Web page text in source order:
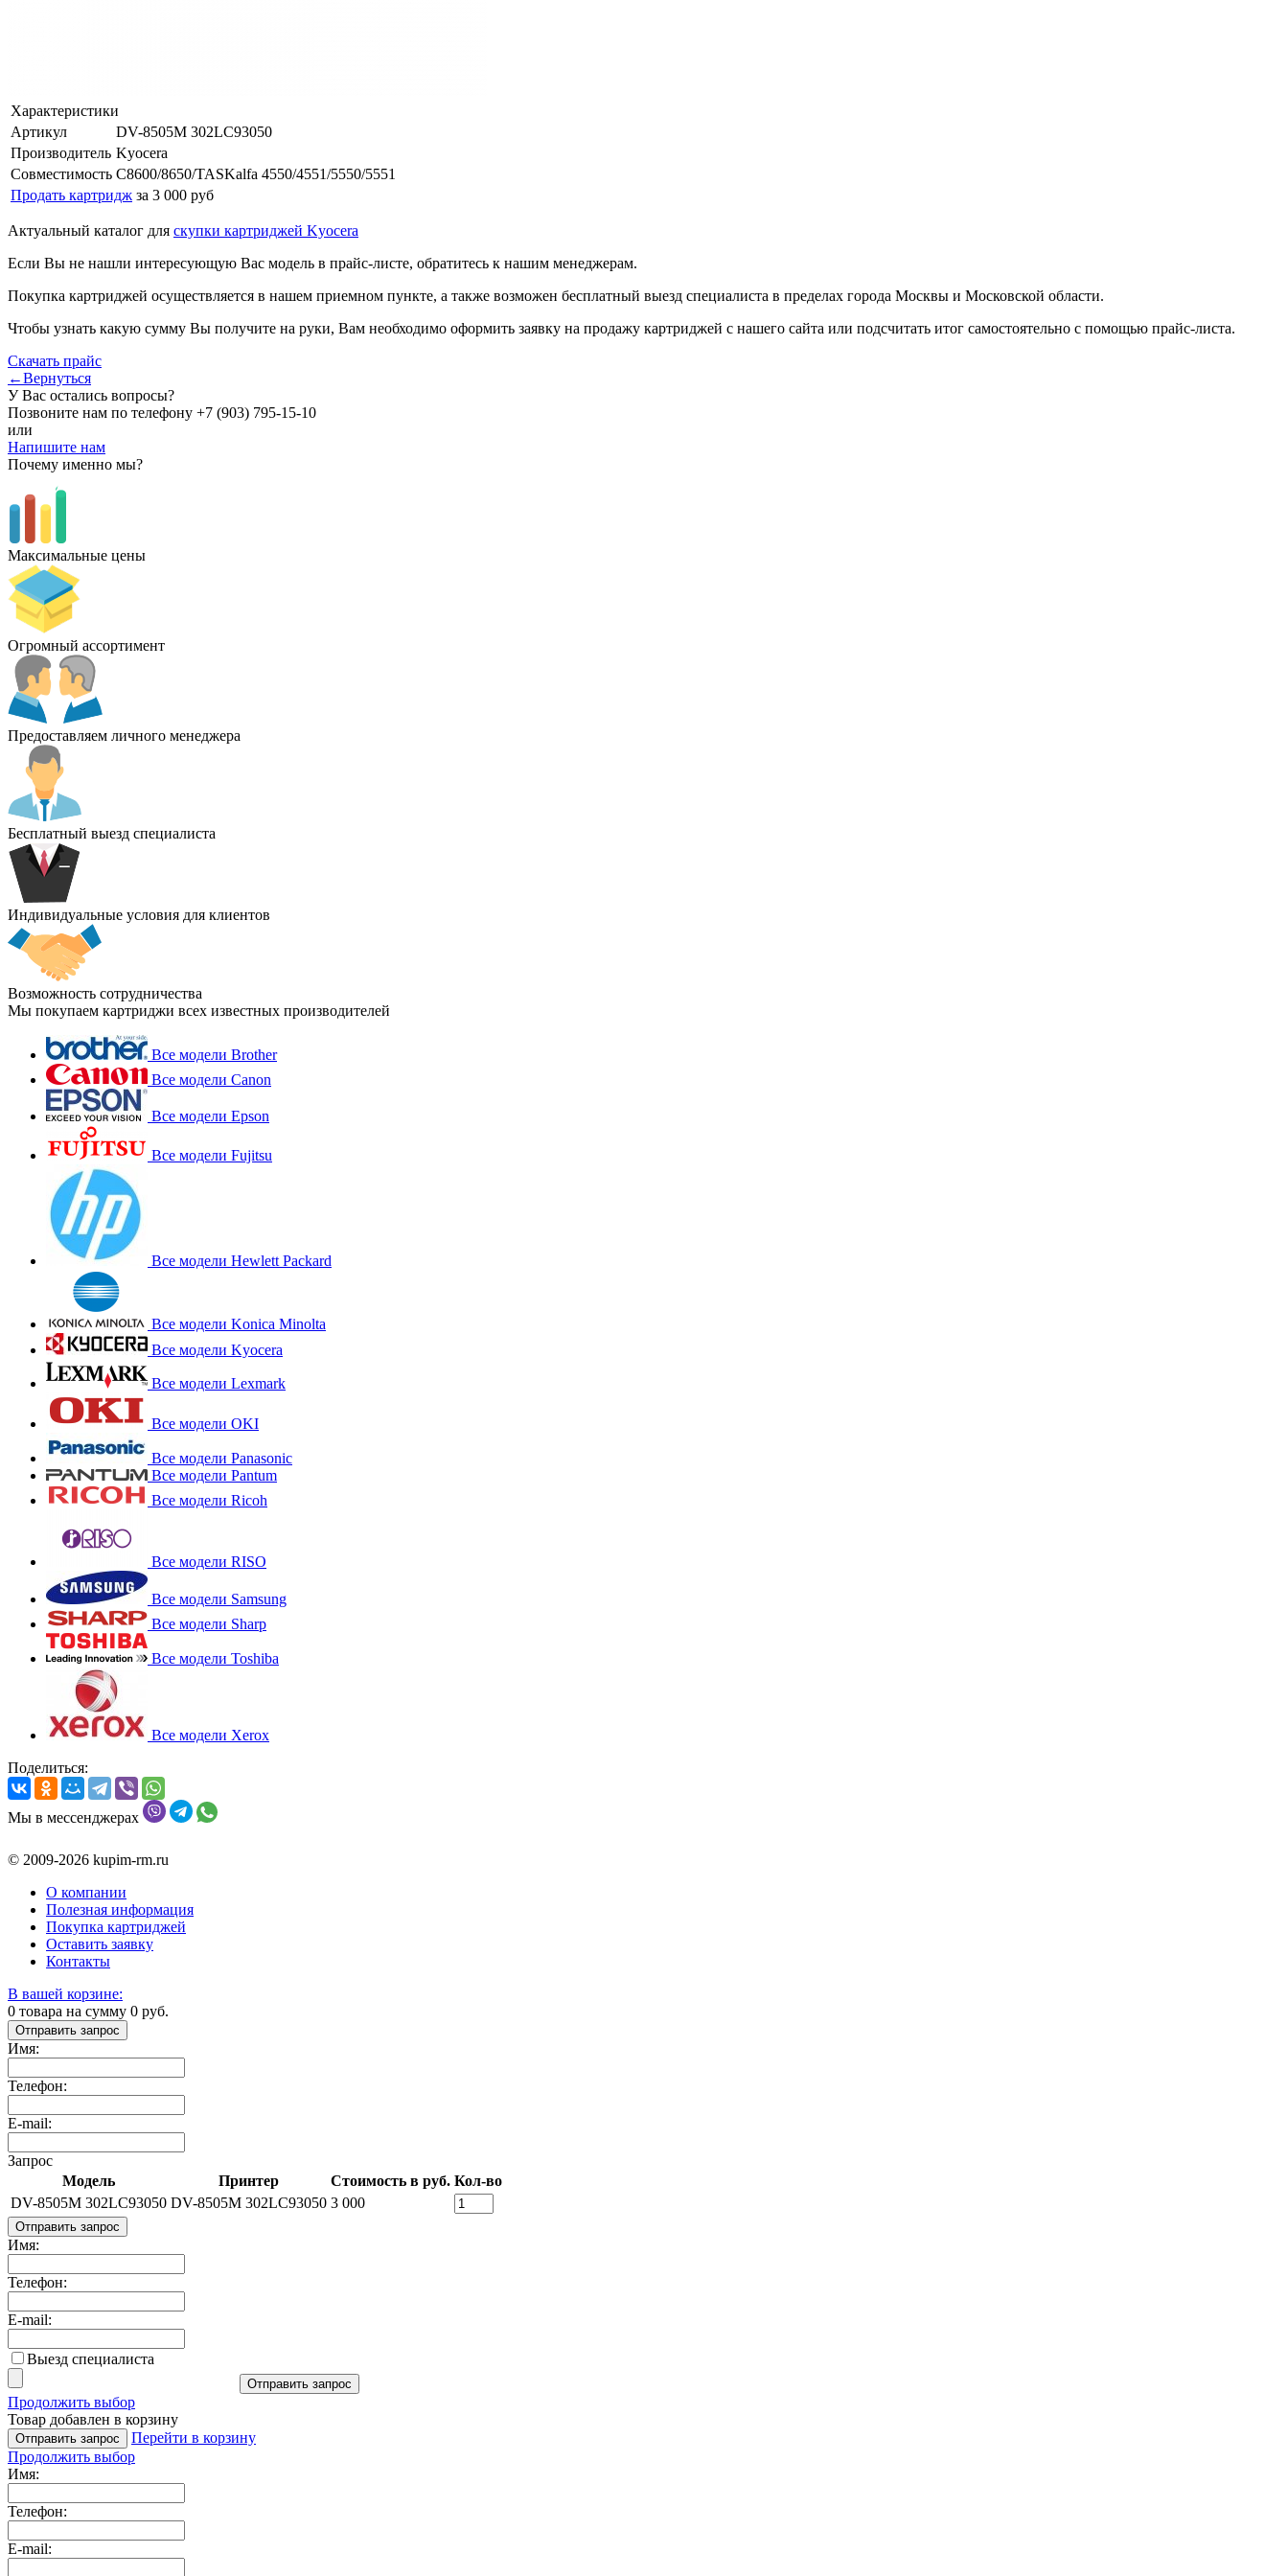
Характеристики
Артикул
DV-8505M 302LC93050
Производитель Kyocera
Совместимость C8600/8650/TASKalfa 4550/4551/5550/5551
Продать картридж за 3 000 руб
Актуальный каталог для скупки картриджей Kyocera
Если Вы не нашли интересующую Вас модель в прайс-листе, обратитесь к нашим менеджерам.
Покупка картриджей осуществляется в нашем приемном пункте, а также возможен бесплатный выезд специалиста в пределах города Москвы и Московской области.
Чтобы узнать какую сумму Вы получите на руки, Вам необходимо оформить заявку на продажу картриджей с нашего сайта или подсчитать итог самостоятельно с помощью прайс-листа.
Скачать прайс
←Вернуться
У Вас остались вопросы?
Позвоните нам по телефону +7 (903) 795-15-10
или
Напишите нам
Почему именно мы?
Максимальные цены
Огромный ассортимент
Предоставляем личного менеджера
Бесплатный выезд специалиста
Индивидуальные условия для клиентов
Возможность сотрудничества
Мы покупаем картриджи всех известных производителей
Все модели Brother
Все модели Canon
Все модели Epson
Все модели Fujitsu
Все модели Hewlett Packard
Все модели Konica Minolta
Все модели Kyocera
Все модели Lexmark
Все модели OKI
Все модели Panasonic
Все модели Pantum
Все модели Ricoh
Все модели RISO
Все модели Samsung
Все модели Sharp
Все модели Toshiba
Все модели Xerox
Поделиться:
Мы в мессенджерах
© 2009-2026 kupim-rm.ru
О компании
Полезная информация
Покупка картриджей
Оставить заявку
Контакты
В вашей корзине:
0 товара на сумму 0 руб.
Отправить запрос
Имя:
Телефон:
E-mail:
Запрос
Модель
Принтер Стоимость в руб. Кол-во
DV-8505M 302LC93050 DV-8505M 302LC93050 3 000
Отправить запрос
Имя:
Телефон:
E-mail:
Выезд специалиста
Отправить запрос
Продолжить выбор
Товар добавлен в корзину
Отправить запрос
Перейти в корзину
Продолжить выбор
Имя:
Телефон:
E-mail: